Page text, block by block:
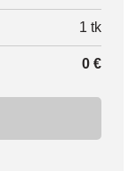
1 tk
0 €